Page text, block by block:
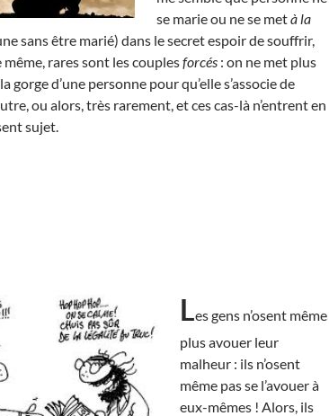
se marie ou ne se metà la
sans être marié) dans le secret espoir de souffrir,
même, rares sont les couplesforcés : on ne met plus
gorge d’une personne pour qu’elle s’associe de
ou alors, très rarement, et ces cas-là n’entrent en
sujet.
Les gens n’osent même
plus avouer leur
malheur : ils n’osent
même pas se l’avouer à
eux-mêmes ! Alors, ils